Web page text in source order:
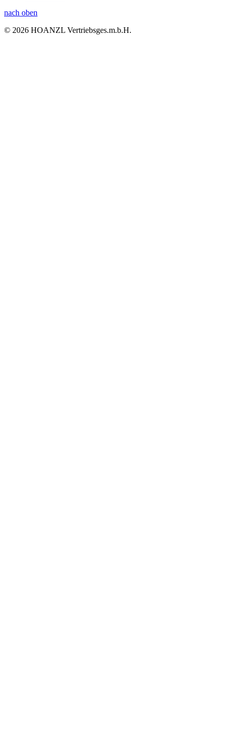
nach oben
© 2026 HOANZL Vertriebsges.m.b.H.